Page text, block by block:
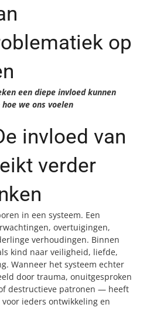
op
een diepe invloed kunnen
we ons voelen
invloed van
verder
in een systeem. Een
overtuigingen,
verhoudingen. Binnen
kind naar veiligheid, liefde,
Wanneer het systeem echter
door trauma, onuitgesproken
destructieve patronen — heeft
ieders ontwikkeling en